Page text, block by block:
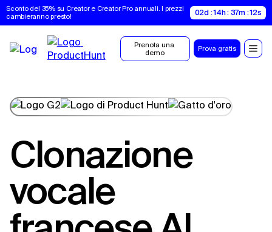
Sconto del 35% su Creator e Creator Pro annuali. I prezzi
cambieranno presto!
02d : 14h : 37m : 11s
Prenota una
demo
Prova gratis
Clonazione
vocale